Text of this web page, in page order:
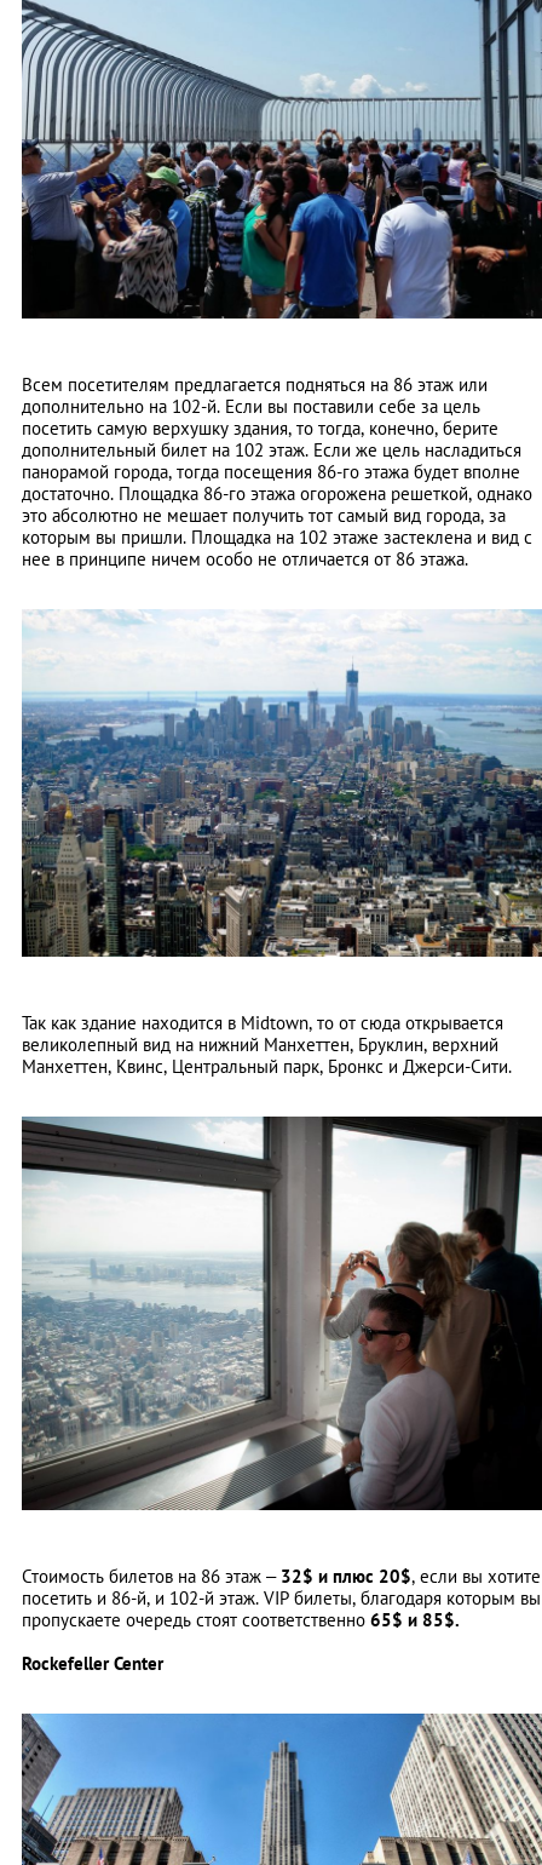
Всем посетителям предлагается подняться на 86 этаж или
дополнительно на 102-й. Если вы поставили себе за цель
посетить самую верхушку здания, то тогда, конечно, берите
дополнительный билет на 102 этаж. Если же цель насладиться
панорамой города, тогда посещения 86-го этажа будет вполне
достаточно. Площадка 86-го этажа огорожена решеткой, однако
это абсолютно не мешает получить тот самый вид города, за
которым вы пришли. Площадка на 102 этаже застеклена и вид с
нее в принципе ничем особо не отличается от 86 этажа.
Так как здание находится в Midtown, то от сюда открывается
великолепный вид на нижний Манхеттен, Бруклин, верхний
Манхеттен, Квинс, Центральный парк, Бронкс и Джерси-Сити.
Стоимость билетов на 86 этаж – 32$ и плюс 20$, если вы хотите
посетить и 86-й, и 102-й этаж. VIP билеты, благодаря которым вы
пропускаете очередь стоят соответственно 65$ и 85$.
Rockefeller Center